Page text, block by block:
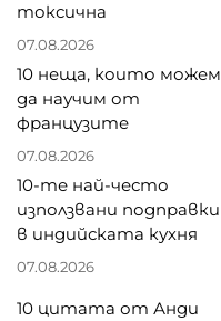
токсична
07.08.2026
10 неща, които можем
да научим от
французите
07.08.2026
10-те най-често
използвани подправки
в индийската кухня
07.08.2026
10 цитата от Анди